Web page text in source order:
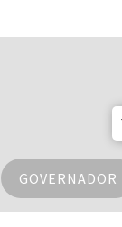
GOVERNADOR